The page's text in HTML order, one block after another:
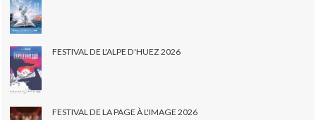
FESTIVAL DE L'ALPE D'HUEZ 2026
FESTIVAL DE LA PAGE À L'IMAGE 2026